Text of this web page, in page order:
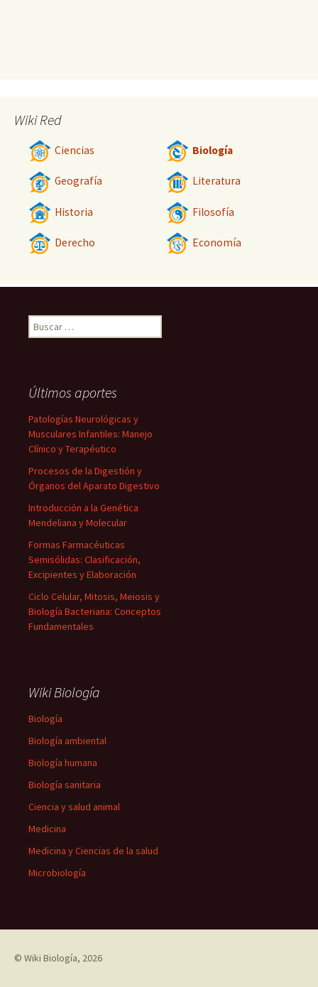
Wiki Red
Ciencias Biología
Geografía Literatura
Historia Filosofía
Derecho Economía
Buscar:
Últimos aportes
Patologías Neurológicas y
Musculares Infantiles: Manejo
Clínico y Terapéutico
Procesos de la Digestión y
Órganos del Aparato Digestivo
Introducción a la Genética
Mendeliana y Molecular
Formas Farmacéuticas
Semisólidas: Clasificación,
Excipientes y Elaboración
Ciclo Celular, Mitosis, Meiosis y
Biología Bacteriana: Conceptos
Fundamentales
Wiki Biología
Biología
Biología ambiental
Biología humana
Biología sanitaria
Ciencia y salud animal
Medicina
Medicina y Ciencias de la salud
Microbiología
© Wiki Biología, 2026